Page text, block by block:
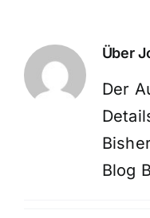
Ansprechstellen
Veranstaltungen
Über
Der
Blog